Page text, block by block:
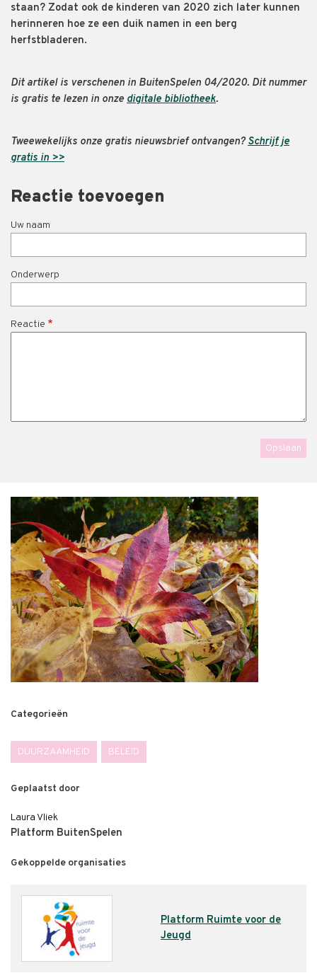
staan? Zodat ook de kinderen van 2020 zich later kunnen
herinneren hoe ze een duik namen in een berg
herfstbladeren.
Dit artikel is verschenen in BuitenSpelen 04/2020. Dit nummer
is gratis te lezen in onze digitale bibliotheek.
Tweewekelijks onze gratis nieuwsbrief ontvangen?Schrijf je
gratis in >>
Reactie toevoegen
Uw naam
Onderwerp
Reactie
Categorieën
DUURZAAMHEID BELEID
Geplaatst door
Laura Vliek
Platform BuitenSpelen
Gekoppelde organisaties
Platform Ruimte voor de
Jeugd